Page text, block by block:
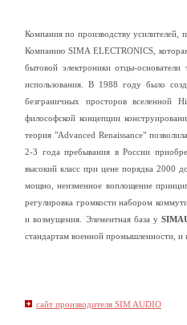
Компания по производству
Компанию SIMA ELECTRONICS,
бытовой электроники отцы-
использования. B 1988 году было
безграничных просторов вселенной
философской концепции
теория "Advanced Renaissance"
2-3 года пребывания в России
высокий класс при цене порядка 2000
мощно, неизменное воплощение
регулировка громкости набором
и возмущения. Элементная база у
стандартам военной промышленности,
сайт производителя SIM AUDIO